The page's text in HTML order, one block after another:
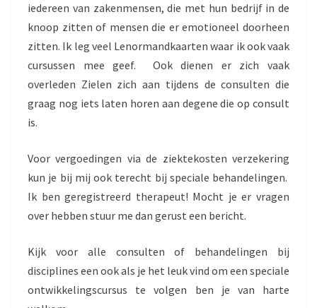
iedereen van zakenmensen, die met hun bedrijf in de
knoop zitten of mensen die er emotioneel doorheen
zitten. Ik leg veel Lenormandkaarten waar ik ook vaak
cursussen mee geef. Ook dienen er zich vaak
overleden Zielen zich aan tijdens de consulten die
graag nog iets laten horen aan degene die op consult
is.
Voor vergoedingen via de ziektekosten verzekering
kun je bij mij ook terecht bij speciale behandelingen.
Ik ben geregistreerd therapeut! Mocht je er vragen
over hebben stuur me dan gerust een bericht.
Kijk voor alle consulten of behandelingen bij
disciplines een ook als je het leuk vind om een speciale
ontwikkelingscursus te volgen ben je van harte